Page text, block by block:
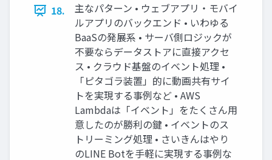
18.
主なパターン • ウェブアプリ・モバイ
ルアプリのバックエンド • いわゆる
BaaSの発展系 • サーバ側ロジックが
不要ならデータストアに直接アクセ
ス • クラウド基盤のイベント処理 •
「ピタゴラ装置」的に動画共有サイ
トを実現する事例など • AWS
Lambdaは「イベント」をたくさん用
意したのが勝利の鍵 • イベントのス
トリーミング処理 • さいきんはやり
のLINE Botを手軽に実現する事例な